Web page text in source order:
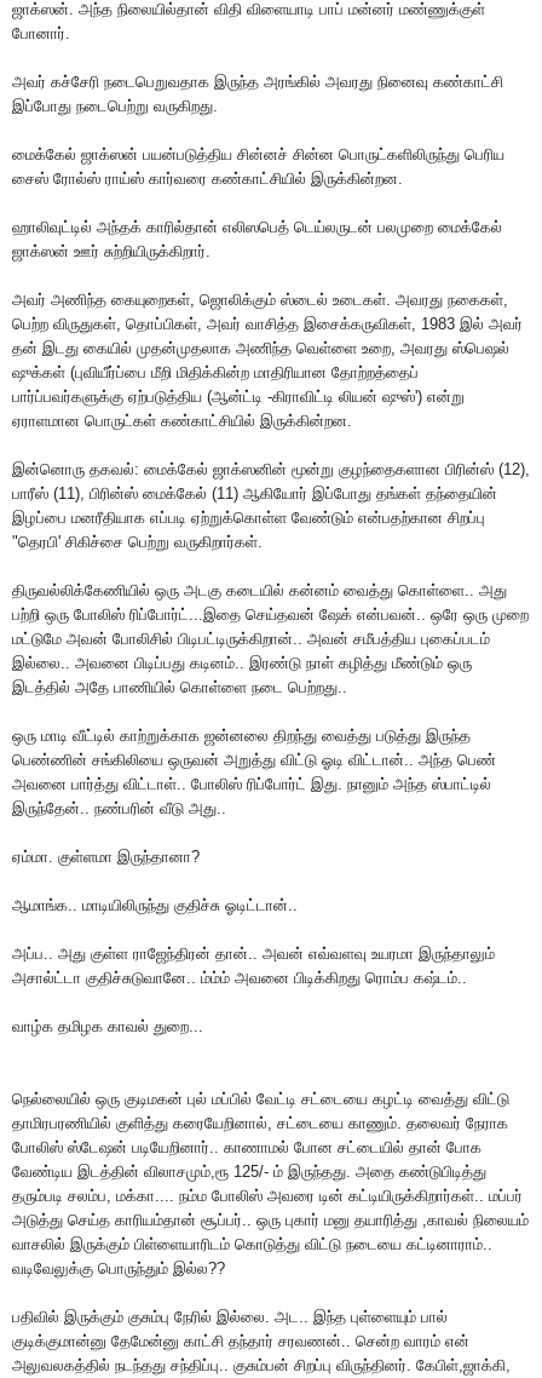
ஜாக்ஸன். அந்த நிலையில்தான் விதி விளையாடி பாப் மன்னர் மண்ணுக்குள்
போனார்.
அவர் கச்சேரி நடைபெறுவதாக இருந்த அரங்கில் அவரது நினைவு கண்காட்சி
இப்போது நடைபெற்று வருகிறது.
மைக்கேல் ஜாக்ஸன் பயன்படுத்திய சின்னச் சின்ன பொருட்களிலிருந்து பெரிய
சைஸ் ரோல்ஸ் ராய்ஸ் கார்வரை கண்காட்சியில் இருக்கின்றன.
ஹாலிவுட்டில் அந்தக் காரில்தான் எலிஸபெத் டெய்லருடன் பலமுறை மைக்கேல்
ஜாக்ஸன் ஊர் சுற்றியிருக்கிறார்.
அவர் அணிந்த கையுறைகள், ஜொலிக்கும் ஸ்டைல் உடைகள். அவரது நகைகள்,
பெற்ற விருதுகள், தொப்பிகள், அவர் வாசித்த இசைக்கருவிகள், 1983 இல் அவர்
தன் இடது கையில் முதன்முதலாக அணிந்த வெள்ளை உறை, அவரது ஸ்பெஷல்
ஷுக்கள் (புவியீர்ப்பை மீறி மிதிக்கின்ற மாதிரியான தோற்றத்தைப்
பார்ப்பவர்களுக்கு ஏற்படுத்திய (ஆன்ட்டி -கிராவிட்டி லியன் ஷுஸ்') என்று
ஏராளமான பொருட்கள் கண்காட்சியில் இருக்கின்றன.
இன்னொரு தகவல்: மைக்கேல் ஜாக்ஸனின் மூன்று குழந்தைகளான பிரின்ஸ் (12),
பாரீஸ் (11), பிரின்ஸ் மைக்கேல் (11) ஆகியோர் இப்போது தங்கள் தந்தையின்
இழப்பை மனரீதியாக எப்படி ஏற்றுக்கொள்ள வேண்டும் என்பதற்கான சிறப்பு
"தெரபி' சிகிச்சை பெற்று வருகிறார்கள்.
திருவல்லிக்கேணியில் ஒரு அடகு கடையில் கன்னம் வைத்து கொள்ளை.. அது
பற்றி ஒரு போலிஸ் ரிப்போர்ட்...இதை செய்தவன் ஷேக் என்பவன்.. ஒரே ஒரு முறை
மட்டுமே அவன் போலிசில் பிடிபட்டிருக்கிறான்.. அவன் சமீபத்திய புகைப்படம்
இல்லை.. அவனை பிடிப்பது கடினம்.. இரண்டு நாள் கழித்து மீண்டும் ஒரு
இடத்தில் அதே பாணியில் கொள்ளை நடை பெற்றது..
ஒரு மாடி வீட்டில் காற்றுக்காக ஜன்னலை திறந்து வைத்து படுத்து இருந்த
பெண்ணின் சங்கிலியை ஒருவன் அறுத்து விட்டு ஓடி விட்டான்.. அந்த பெண்
அவனை பார்த்து விட்டாள்.. போலிஸ் ரிப்போர்ட் இது. நானும் அந்த ஸ்பாட்டில்
இருந்தேன்.. நண்பரின் வீடு அது..
ஏம்மா. குள்ளமா இருந்தானா?
ஆமாங்க.. மாடியிலிருந்து குதிச்சு ஓடிட்டான்..
அப்ப.. அது குள்ள ராஜேந்திரன் தான்.. அவன் எவ்வளவு உயரமா இருந்தாலும்
அசால்ட்டா குதிச்சுடுவானே.. ம்ம்ம் அவனை பிடிக்கிறது ரொம்ப கஷ்டம்..
வாழ்க தமிழக காவல் துறை...
நெல்லையில் ஒரு குடிமகன் புல் மப்பில் வேட்டி சட்டையை கழட்டி வைத்து விட்டு
தாமிரபரணியில் குளித்து கரையேறினால், சட்டையை காணும். தலைவர் நேராக
போலிஸ் ஸ்டேஷன் படியேறினார்.. காணாமல் போன சட்டையில் தான் போக
வேண்டிய இடத்தின் விலாசமும்,ரூ 125/- ம் இருந்தது. அதை கண்டுபிடித்து
தரும்படி சலம்ப, மக்கா.... நம்ம போலிஸ் அவரை டின் கட்டியிருக்கிறார்கள்.. மப்பர்
அடுத்து செய்த காரியம்தான் சூப்பர்.. ஒரு புகார் மனு தயாரித்து ,காவல் நிலையம்
வாசலில் இருக்கும் பிள்ளையாரிடம் கொடுத்து விட்டு நடையை கட்டினாராம்..
வடிவேலுக்கு பொருந்தும் இல்ல??
பதிவில் இருக்கும் குசும்பு நேரில் இல்லை. அட.. இந்த புள்ளையும் பால்
குடிக்குமான்னு தேமேன்னு காட்சி தந்தார் சரவணன்.. சென்ற வாரம் என்
அலுவலகத்தில் நடந்தது சந்திப்பு.. குசும்பன் சிறப்பு விருந்தினர். கேபிள்,ஜாக்கி,